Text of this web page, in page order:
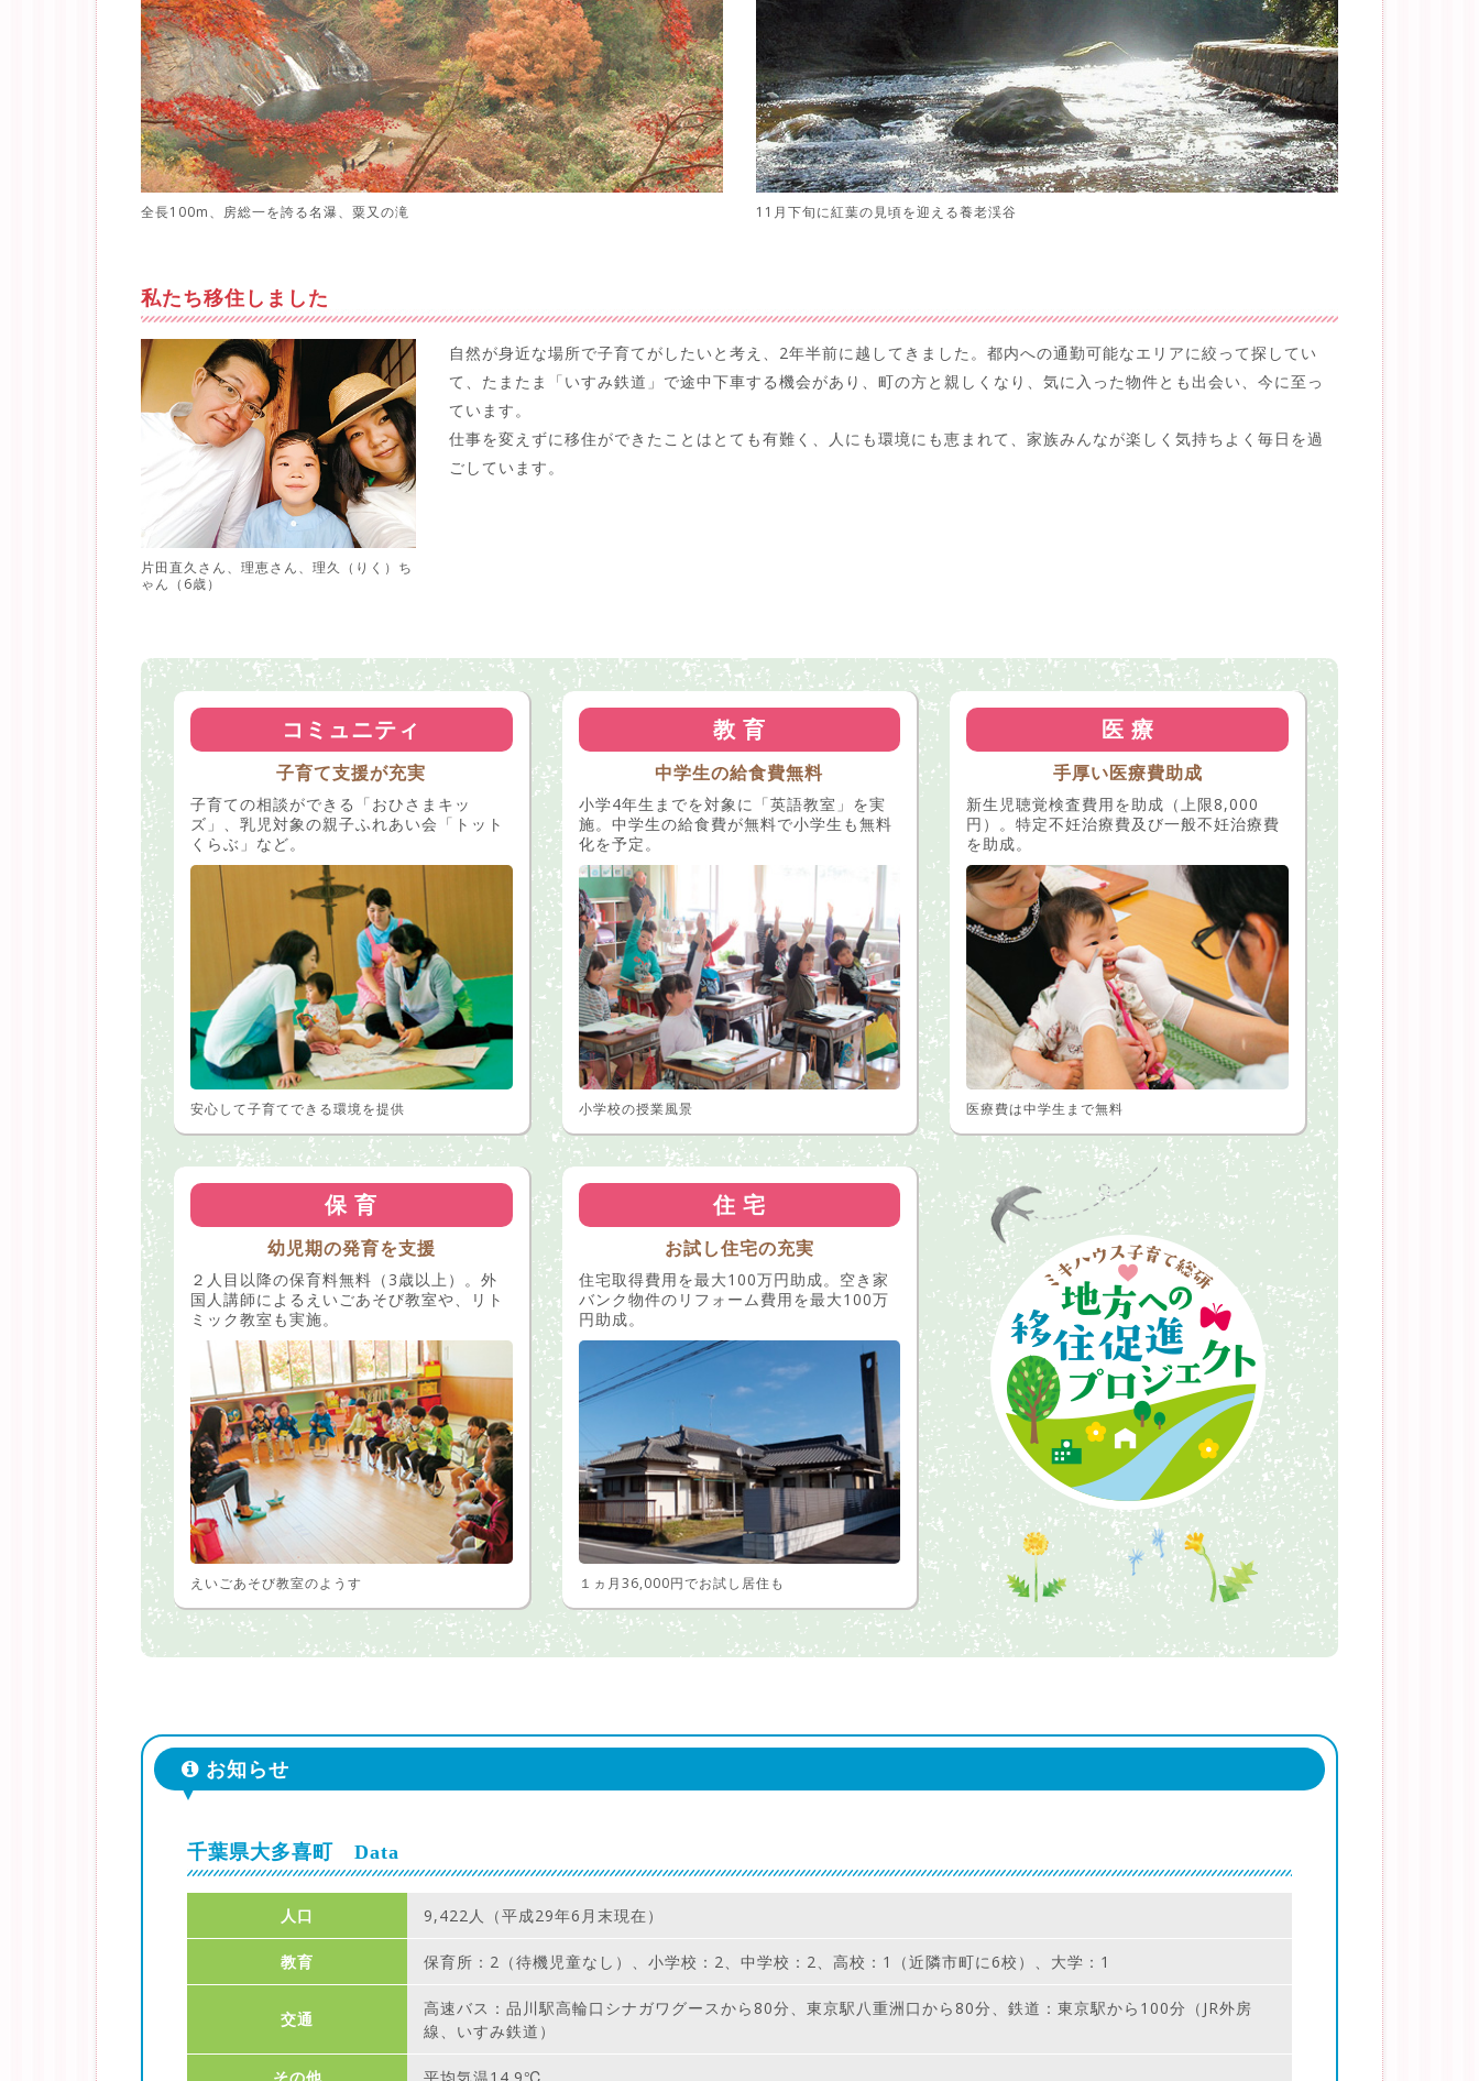
全長100m、房総一を誇る名瀑、粟又の滝 11月下旬に紅葉の見頃を迎える養老渓谷
私たち移住しました
片田直久さん、理恵さん、理久（りく）ち
ゃん（6歳）
自然が身近な場所で子育てがしたいと考え、2年半前に越してきました。都内への通勤可能なエリアに絞って探してい
て、たまたま「いすみ鉄道」で途中下車する機会があり、町の方と親しくなり、気に入った物件とも出会い、今に至っ
ています。
仕事を変えずに移住ができたことはとても有難く、人にも環境にも恵まれて、家族みんなが楽しく気持ちよく毎日を過
ごしています。
コミュニティ
子育て支援が充実
子育ての相談ができる「おひさまキッ
ズ」、乳児対象の親子ふれあい会「トット
くらぶ」など。
安心して子育てできる環境を提供
教 育
中学生の給食費無料
小学4年生までを対象に「英語教室」を実
施。中学生の給食費が無料で小学生も無料
化を予定。
小学校の授業風景
医 療
手厚い医療費助成
新生児聴覚検査費用を助成（上限8,000
円）。特定不妊治療費及び一般不妊治療費
を助成。
医療費は中学生まで無料
保 育
幼児期の発育を支援
２人目以降の保育料無料（3歳以上）。外
国人講師によるえいごあそび教室や、リト
ミック教室も実施。
えいごあそび教室のようす
住 宅
お試し住宅の充実
住宅取得費用を最大100万円助成。空き家
バンク物件のリフォーム費用を最大100万
円助成。
１ヵ月36,000円でお試し居住も
お知らせ
千葉県大多喜町 Data
人口 9,422人（平成29年6月末現在）
教育 保育所：2（待機児童なし）、小学校：2、中学校：2、高校：1（近隣市町に6校）、大学：1
交通
高速バス：品川駅高輪口シナガワグースから80分、東京駅八重洲口から80分、鉄道：東京駅から100分（JR外房
線、いすみ鉄道）